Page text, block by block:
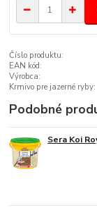
Číslo produktu:
EAN kód:
Výrobca:
Krmivo pre jazerné ryby:
Podobné
Sera Koi